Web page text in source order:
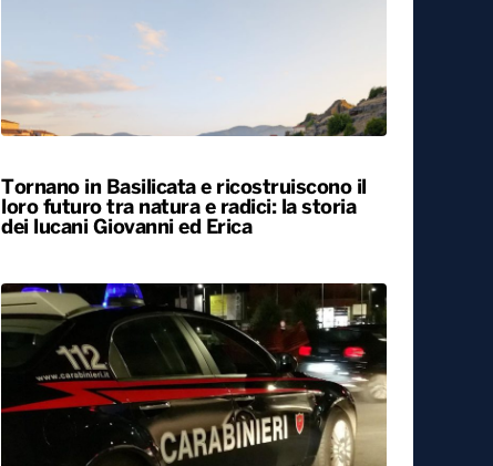
Tornano in Basilicata e ricostruiscono il
loro futuro tra natura e radici: la storia
dei lucani Giovanni ed Erica